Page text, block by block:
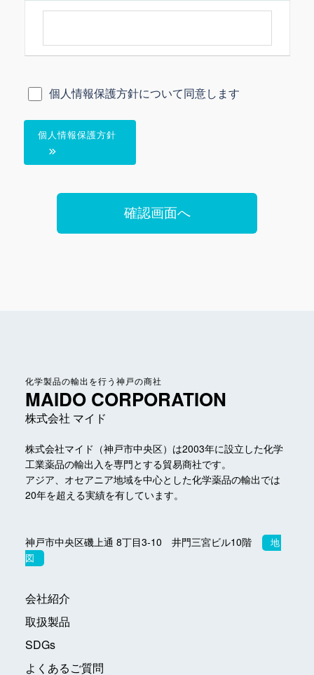
個人情報保護方針について同意します
個人情報保護方針
化学製品の輸出を行う神戸の商社
MAIDO CORPORATION
株式会社 マイド
株式会社マイド（神戸市中央区）は2003年に設立した化学
工業薬品の輸出入を専門とする貿易商社です。
アジア、オセアニア地域を中心とした化学薬品の輸出では
20年を超える実績を有しています。
神戸市中央区磯上通 8丁目3-10 井門三宮ビル10階
地
図
会社紹介
取扱製品
SDGs
よくあるご質問